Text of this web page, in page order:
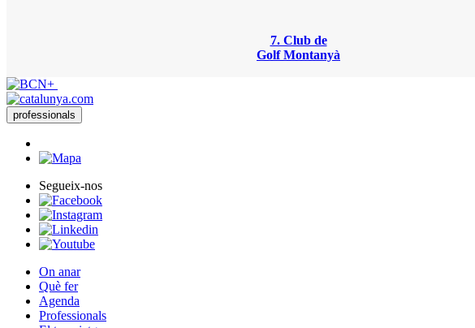
7. Club de
Golf Montanyà
professionals
Segueix-nos
On anar
Què fer
Agenda
Professionals